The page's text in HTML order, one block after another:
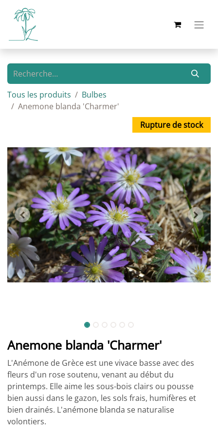
Tous les produits
Bulbes
Anemone blanda 'Charmer'
Rupture de stock
Anemone blanda 'Charmer'
L'Anémone de Grèce est une vivace basse avec des
fleurs d'un rose soutenu, venant au début du
printemps. Elle aime les sous-bois clairs ou pousse
bien aussi dans le gazon, les sols frais, humifères et
bien drainés. L'anémone blanda se naturalise
volontiers.